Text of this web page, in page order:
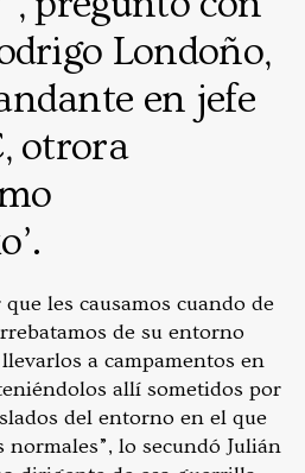
Londoño,
en jefe
otrora
les causamos cuando de
de su entorno
a campamentos en
allí sometidos por
del entorno en el que
normales”, lo secundó Julián